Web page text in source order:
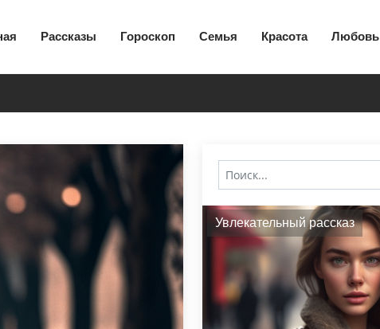
Рассказы Гороскоп Семья Красота Любовь
Увлекательный рассказ